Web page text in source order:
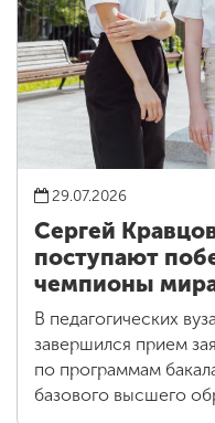
29.07.2026
Сергей
поступают
чемпионы
В педагогических
завершился прием
по программам
базового высшего